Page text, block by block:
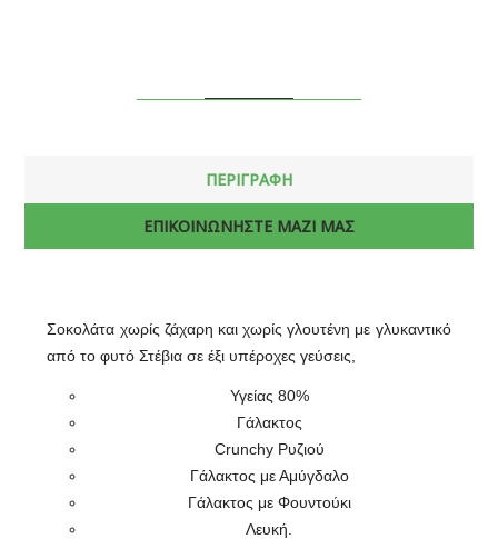
ΠΕΡΙΓΡΑΦΗ
ΕΠΙΚΟΙΝΩΝΗΣΤΕ ΜΑΖΙ ΜΑΣ
Σοκολάτα χωρίς ζάχαρη και χωρίς γλουτένη με γλυκαντικό
από το φυτό Στέβια σε έξι υπέροχες γεύσεις,
Υγείας 80%
Γάλακτος
Crunchy Ρυζιού
Γάλακτος με Αμύγδαλο
Γάλακτος με Φουντούκι
Λευκή.